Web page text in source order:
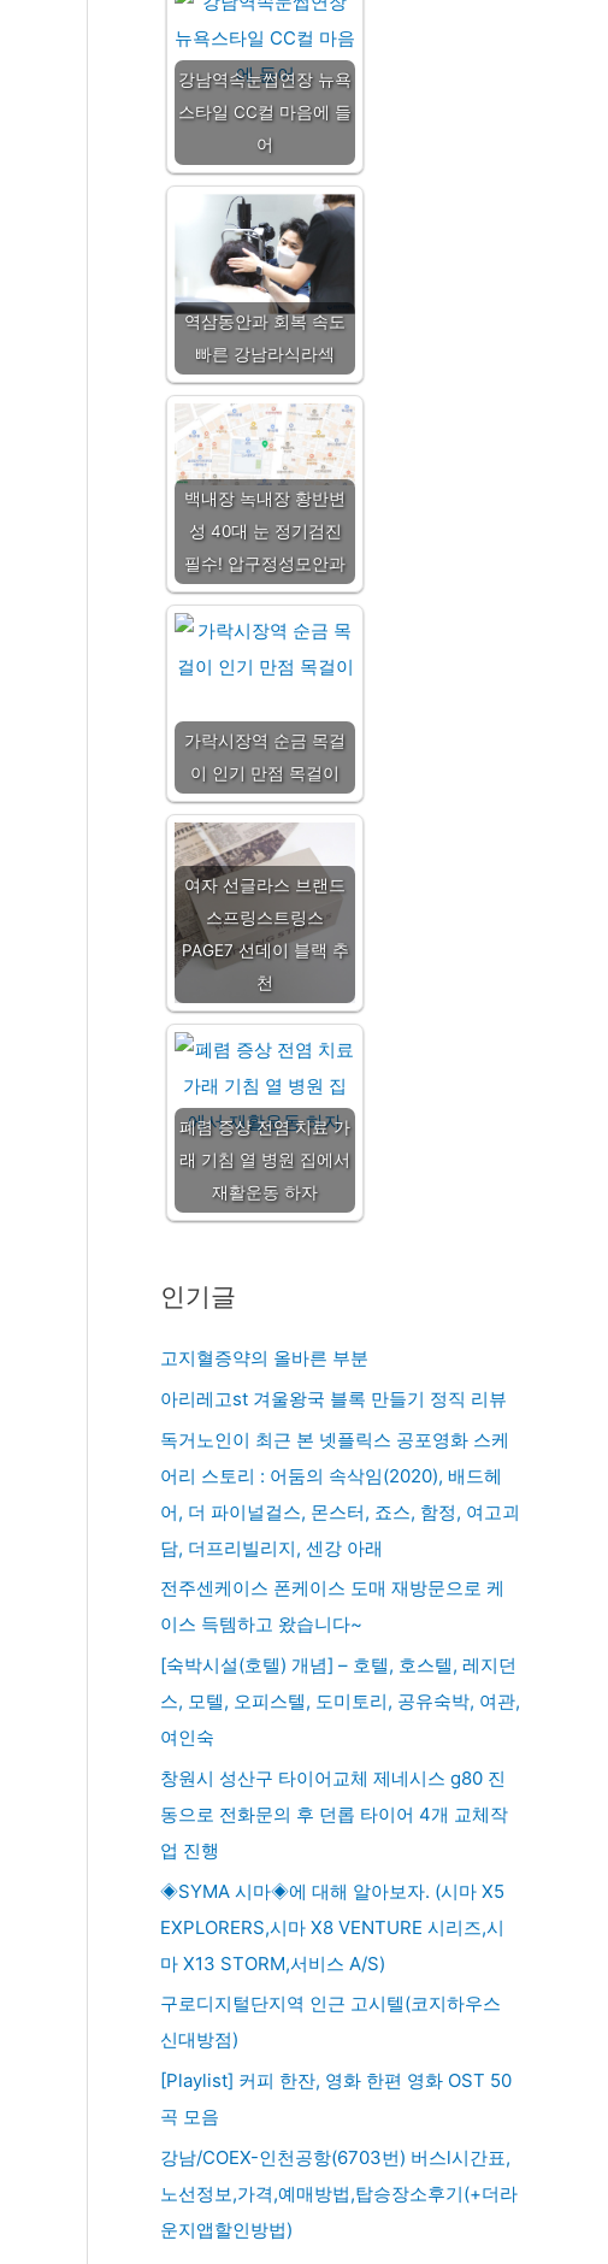
강남역속눈썹연장 뉴욕
스타일 CC컬 마음에 들
어
역삼동안과 회복 속도
빠른 강남라식라섹
백내장 녹내장 황반변
성 40대 눈 정기검진
필수! 압구정성모안과
가락시장역 순금 목걸
이 인기 만점 목걸이
여자 선글라스 브랜드
스프링스트링스
PAGE7 선데이 블랙 추
천
폐렴 증상 전염 치료 가
래 기침 열 병원 집에서
재활운동 하자
인기글
고지혈증약의 올바른 부분
아리레고st 겨울왕국 블록 만들기 정직 리뷰
독거노인이 최근 본 넷플릭스 공포영화 스케
어리 스토리 : 어둠의 속삭임(2020), 배드헤
어, 더 파이널걸스, 몬스터, 죠스, 함정, 여고괴
담, 더프리빌리지, 센강 아래
전주센케이스 폰케이스 도매 재방문으로 케
이스 득템하고 왔습니다~
[숙박시설(호텔) 개념] – 호텔, 호스텔, 레지던
스, 모텔, 오피스텔, 도미토리, 공유숙박, 여관,
여인숙
창원시 성산구 타이어교체 제네시스 g80 진
동으로 전화문의 후 던롭 타이어 4개 교체작
업 진행
◈SYMA 시마◈에 대해 알아보자. (시마 X5
EXPLORERS,시마 X8 VENTURE 시리즈,시
마 X13 STORM,서비스 A/S)
구로디지털단지역 인근 고시텔(코지하우스
신대방점)
[Playlist] 커피 한잔, 영화 한편 영화 OST 50
곡 모음
강남/COEX-인천공항(6703번) 버스l시간표,
노선정보,가격,예매방법,탑승장소후기(+더라
운지앱할인방법)